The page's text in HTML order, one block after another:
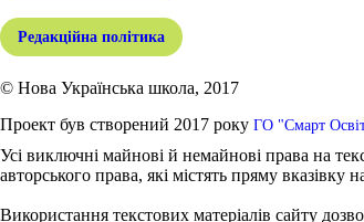
Редакційна політика
© Нова Українська школа, 2017
Проект був створений 2017 року ГО "Смарт
Усі виключні майнові й немайнові права на
авторського права, які містять пряму вказівку
Використання текстових матеріалів сайту